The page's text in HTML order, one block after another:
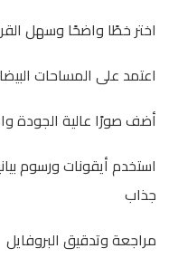
اختر خطًا واضحًا وسهل
اعتمد على المساحات
أضف صورًا عالية الجودة
استخدم أيقونات ورسوم
جذاب
مراجعة وتدقيق البروفايل